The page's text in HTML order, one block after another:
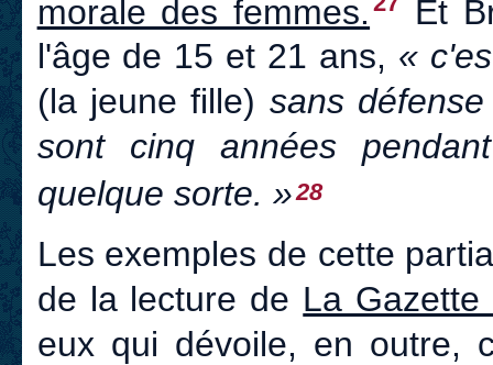
morale des femmes.
Et
l'âge de 15 et 21 ans, «
(la jeune fille) sans
sont cinq années
quelque sorte. »28
Les exemples de cette
de la lecture de La
eux qui dévoile, en outre,